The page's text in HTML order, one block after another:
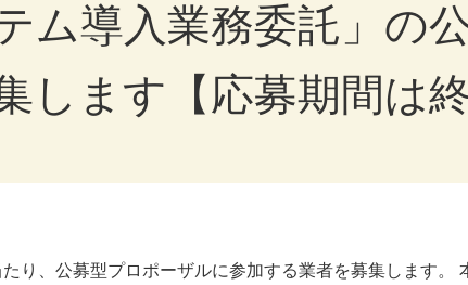
ム導入業務委託」の
します【応募期間は
り、公募型プロポーザルに参加する業者を募集します。